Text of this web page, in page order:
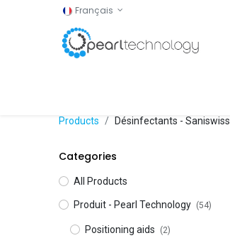
Français
Products Désinfectants - Saniswiss
Categories
All Products
Produit - Pearl Technology (54)
Positioning aids (2)